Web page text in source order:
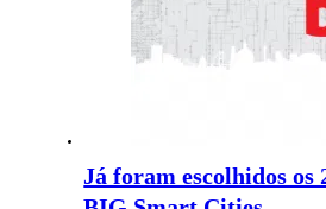
Já foram escolhidos os